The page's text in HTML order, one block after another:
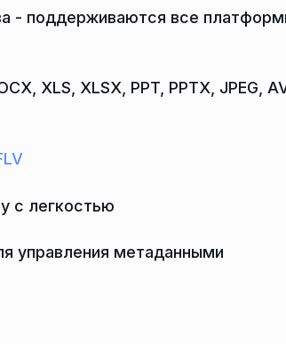
- поддерживаются все
XLS, XLSX, PPT, PPTX,
с легкостью
управления метаданными